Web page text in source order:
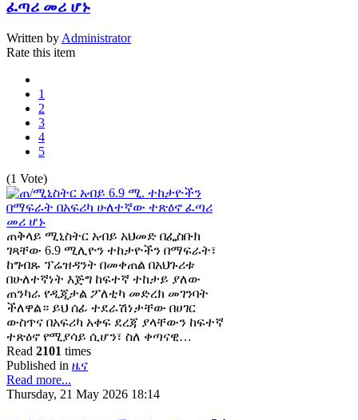
ፈጣሪ መሪ ሆኑ
Written by Administrator
Rate this item
1
2
3
4
5
(1 Vote)
ጠቅላይ ሚኒስትር አብይ አህመድ በፌስቡክ
ገጻቸው 6.9 ሚሊዮን ተከታዮችን በማፍራት፣
ከግብጹ ፕሬዝዳንት በመቀጠል በአህጉሪቱ
በሁለተኛነት እጅግ ከፍተኛ ተከታይ ያለው
ጠንካራ የዲጂታል ፖለቲካ መድረክ መገንባት
ችለዋል። ይህ ሰፊ ተደራሽነታቸው በሀገር
ውስጥና በአፍሪካ አቀፍ ደረጃ ያላቸውን ከፍተኛ
ተጽዕኖ የሚያሳይ ሲሆን፣ ስለ ቀጣናዊ…
Read 2101 times
Published in ዜና
Read more...
Thursday, 21 May 2026 18:14